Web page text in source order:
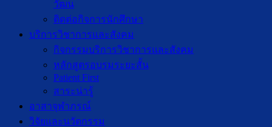
วัฒน
ติดต่อกิจการนักศึกษา
บริการวิชาการและสังคม
กิจกรรมบริการวิชาการและสังคม
หลักสูตรอบรมระยะสั้น
Patient First
สาระน่ารู้
อาสาจุฬาภรณ์
วิจัยและนวัตกรรม